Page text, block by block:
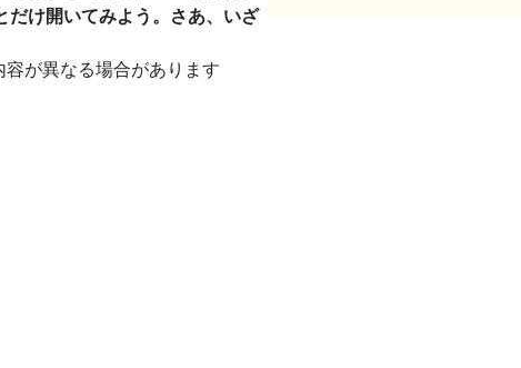
だけ開いてみよう。さあ、いざ
が異なる場合があります